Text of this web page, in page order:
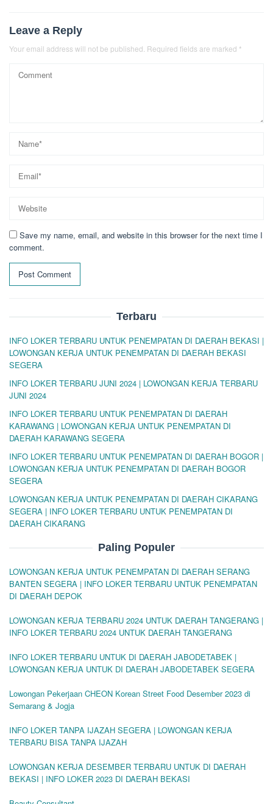
Leave a Reply
Your email address will not be published. Required fields are marked *
Save my name, email, and website in this browser for the next time I
comment.
Terbaru
INFO LOKER TERBARU UNTUK PENEMPATAN DI DAERAH BEKASI |
LOWONGAN KERJA UNTUK PENEMPATAN DI DAERAH BEKASI
SEGERA
INFO LOKER TERBARU JUNI 2024 | LOWONGAN KERJA TERBARU
JUNI 2024
INFO LOKER TERBARU UNTUK PENEMPATAN DI DAERAH
KARAWANG | LOWONGAN KERJA UNTUK PENEMPATAN DI
DAERAH KARAWANG SEGERA
INFO LOKER TERBARU UNTUK PENEMPATAN DI DAERAH BOGOR |
LOWONGAN KERJA UNTUK PENEMPATAN DI DAERAH BOGOR
SEGERA
LOWONGAN KERJA UNTUK PENEMPATAN DI DAERAH CIKARANG
SEGERA | INFO LOKER TERBARU UNTUK PENEMPATAN DI
DAERAH CIKARANG
Paling Populer
LOWONGAN KERJA UNTUK PENEMPATAN DI DAERAH SERANG
BANTEN SEGERA | INFO LOKER TERBARU UNTUK PENEMPATAN
DI DAERAH DEPOK
LOWONGAN KERJA TERBARU 2024 UNTUK DAERAH TANGERANG |
INFO LOKER TERBARU 2024 UNTUK DAERAH TANGERANG
INFO LOKER TERBARU UNTUK DI DAERAH JABODETABEK |
LOWONGAN KERJA UNTUK DI DAERAH JABODETABEK SEGERA
Lowongan Pekerjaan CHEON Korean Street Food Desember 2023 di
Semarang & Jogja
INFO LOKER TANPA IJAZAH SEGERA | LOWONGAN KERJA
TERBARU BISA TANPA IJAZAH
LOWONGAN KERJA DESEMBER TERBARU UNTUK DI DAERAH
BEKASI | INFO LOKER 2023 DI DAERAH BEKASI